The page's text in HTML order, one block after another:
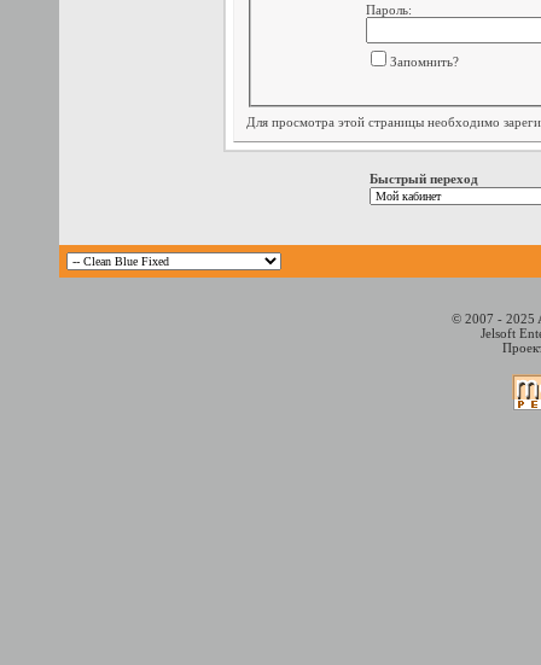
Пароль:
Запомнить?
Для просмотра этой страницы необходимо
Быстрый переход
© 2007 - 2025
Jelsoft